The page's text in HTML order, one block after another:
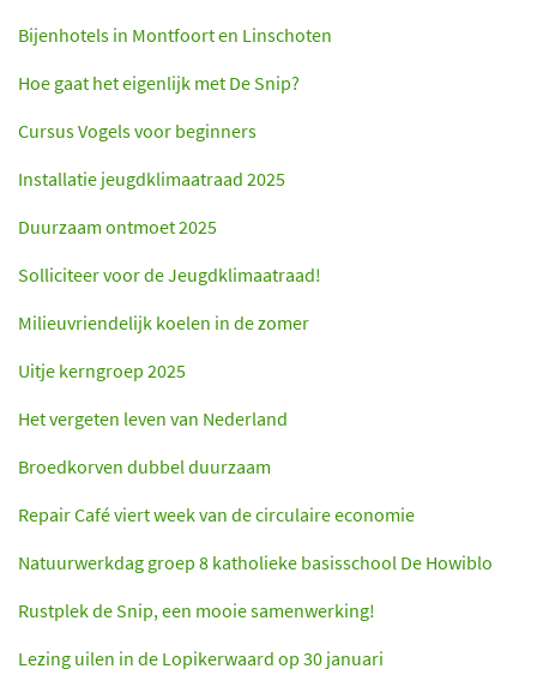
Bijenhotels in Montfoort en Linschoten
Hoe gaat het eigenlijk met De Snip?
Cursus Vogels voor beginners
Installatie jeugdklimaatraad 2025
Duurzaam ontmoet 2025
Solliciteer voor de Jeugdklimaatraad!
Milieuvriendelijk koelen in de zomer
Uitje kerngroep 2025
Het vergeten leven van Nederland
Broedkorven dubbel duurzaam
Repair Café viert week van de circulaire economie
Natuurwerkdag groep 8 katholieke basisschool De Howiblo
Rustplek de Snip, een mooie samenwerking!
Lezing uilen in de Lopikerwaard op 30 januari